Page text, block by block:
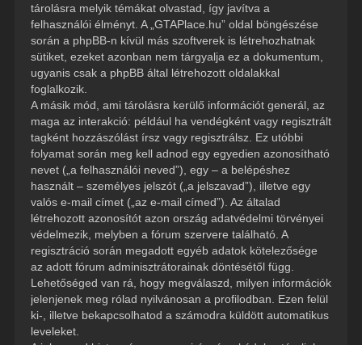
tárolásra melyik témákat olvastad, így javítva a
felhasználói élményt. A „GTAPlace.hu” oldal böngészése
során a phpBB-n kívül más szoftverek is létrehozhatnak
sütiket, ezeket azonban nem tárgyalja ez a dokumentum,
ugyanis csak a phpBB által létrehozott oldalakkal
foglalkozik.
A másik mód, ami tárolásra kerülő információt generál, az
maga az interakció: például ha vendégként vagy regisztrált
tagként hozzászólást írsz vagy regisztrálsz. Ez utóbbi
folyamat során meg kell adnod egy egyedien azonosítható
nevet („a felhasználói neved”), egy – a belépéshez
használt – személyes jelszót („a jelszavad”), illetve egy
valós e-mail címet („az e-mail címed”). Az általad
létrehozott azonosítót azon ország adatvédelmi törvényei
védelmezik, melyben a fórum szervere található. A
regisztráció során megadott egyéb adatok kötelezősége
az adott fórum adminisztrátorainak döntésétől függ.
Lehetőséged van rá, hogy megválaszd, milyen információk
jelenjenek meg rólad nyilvánosan a profilodban. Ezen felül
ki-, illetve bekapcsolhatod a számodra küldött automatikus
leveleket.